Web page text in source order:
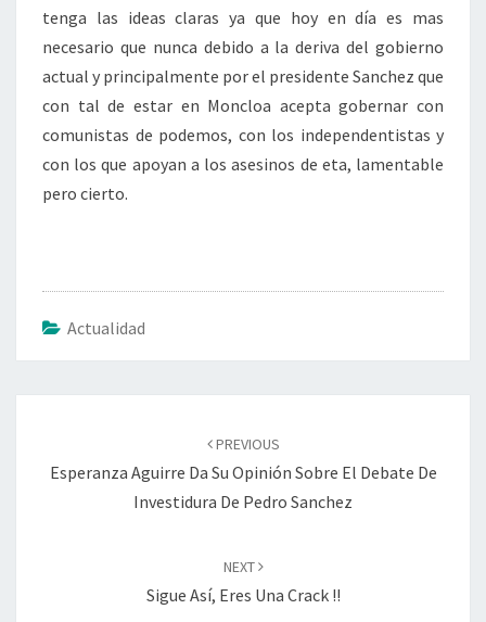
tenga las ideas claras ya que hoy en día es mas
necesario que nunca debido a la deriva del gobierno
actual y principalmente por el presidente Sanchez que
con tal de estar en Moncloa acepta gobernar con
comunistas de podemos, con los independentistas y
con los que apoyan a los asesinos de eta, lamentable
pero cierto.
Actualidad
PREVIOUS
Esperanza Aguirre Da Su Opinión Sobre El Debate De
Investidura De Pedro Sanchez
NEXT
Sigue Así, Eres Una Crack !!